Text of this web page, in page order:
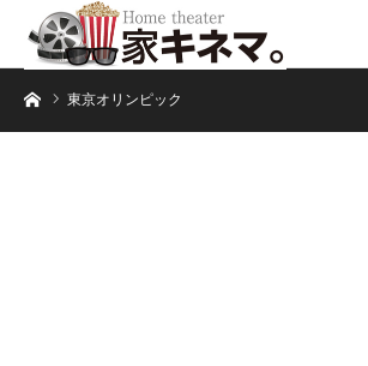
ホーム東京オリンピック